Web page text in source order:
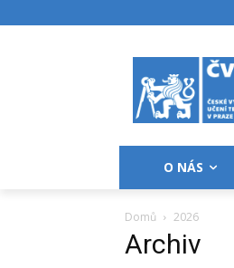
O NÁS
Domů 2026
Archiv